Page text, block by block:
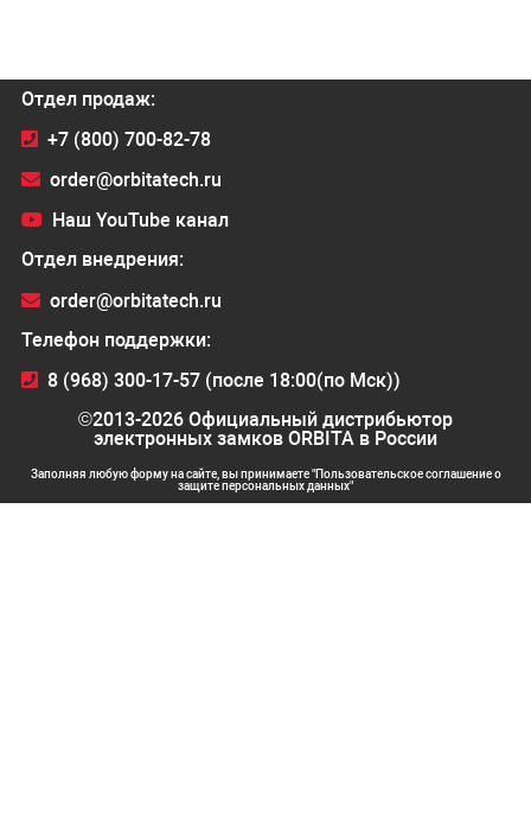
Отдел продаж:
+7 (800) 700-82-78
order@orbitatech.ru
Наш YouTube канал
Отдел внедрения:
order@orbitatech.ru
Телефон поддержки:
8 (968) 300-17-57 (после 18:00(по Мск))
©2013-2026 Официальный дистрибьютор
электронных замков ORBITA в России
Заполняя любую форму на сайте, вы принимаете "Пользовательское соглашение о
защите персональных данных"